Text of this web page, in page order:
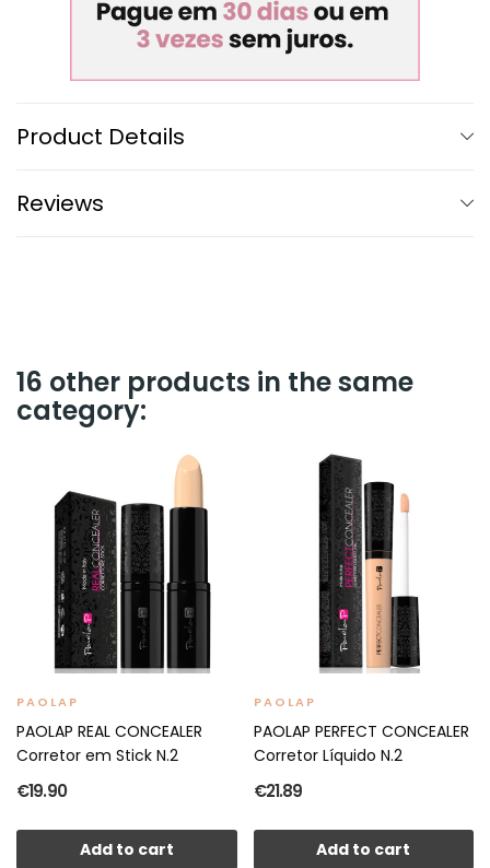
Product Details
Reviews
16 other products in the same
category:
PAOLAP
PAOLAP REAL CONCEALER
Corretor em Stick N.2
€19.90
Add to cart
PAOLAP
PAOLAP PERFECT CONCEALER
Corretor Líquido N.2
€21.89
Add to cart